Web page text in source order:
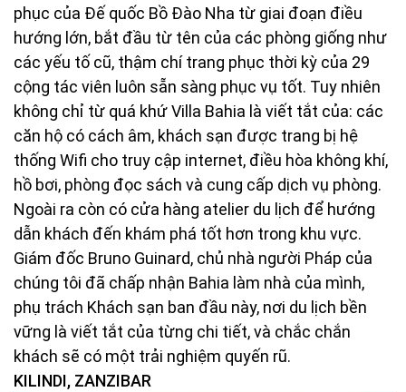
phục của Đế quốc Bồ Đào Nha từ giai đoạn điều
hướng lớn, bắt đầu từ tên của các phòng giống như
các yếu tố cũ, thậm chí trang phục thời kỳ của 29
cộng tác viên luôn sẵn sàng phục vụ tốt. Tuy nhiên
không chỉ từ quá khứ Villa Bahia là viết tắt của: các
căn hộ có cách âm, khách sạn được trang bị hệ
thống Wifi cho truy cập internet, điều hòa không khí,
hồ bơi, phòng đọc sách và cung cấp dịch vụ phòng.
Ngoài ra còn có cửa hàng atelier du lịch để hướng
dẫn khách đến khám phá tốt hơn trong khu vực.
Giám đốc Bruno Guinard, chủ nhà người Pháp của
chúng tôi đã chấp nhận Bahia làm nhà của mình,
phụ trách Khách sạn ban đầu này, nơi du lịch bền
vững là viết tắt của từng chi tiết, và chắc chắn
khách sẽ có một trải nghiệm quyến rũ.
KILINDI, ZANZIBAR